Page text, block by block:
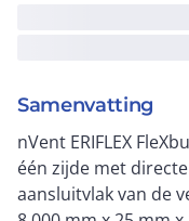
Samenvatting
nVent ERIFLEX
één zijde met
aansluitvlak van de